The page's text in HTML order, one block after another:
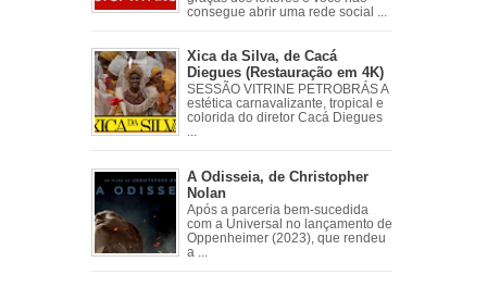
consegue abrir uma rede social ...
Xica da Silva, de Cacá
Diegues (Restauração em 4K)
SESSÃO VITRINE PETROBRÁS A
estética carnavalizante, tropical e
colorida do diretor Cacá Diegues
A Odisseia, de Christopher
Nolan
Após a parceria bem-sucedida
com a Universal no lançamento de
Oppenheimer (2023), que rendeu
a ...